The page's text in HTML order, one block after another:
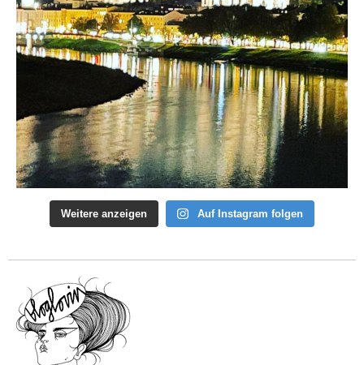
Weitere anzeigen Auf Instagram folgen